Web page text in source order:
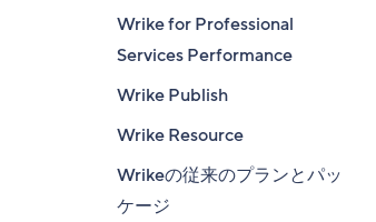
Wrike for Professional
Services Performance
Wrike Publish
Wrike Resource
Wrikeの従来のプランとパッ
ケージ